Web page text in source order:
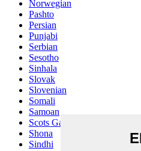
Norwegian
Pashto
Persian
Punjabi
Serbian
Sesotho
Sinhala
Slovak
Slovenian
Somali
Samoan
Scots Gaelic
Shona
Sindhi